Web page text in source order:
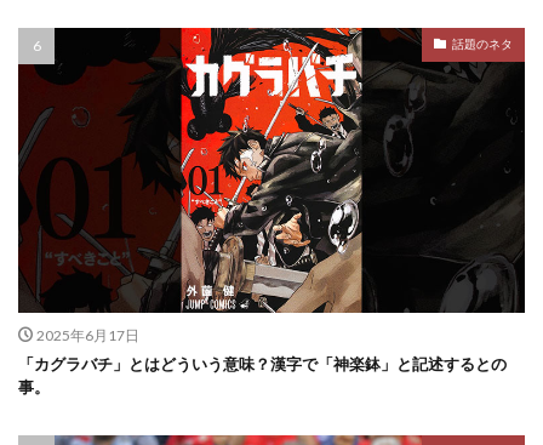
話題のネタ
2025年6月17日
「カグラバチ」とはどういう意味？漢字で「神楽鉢」と記述するとの
事。